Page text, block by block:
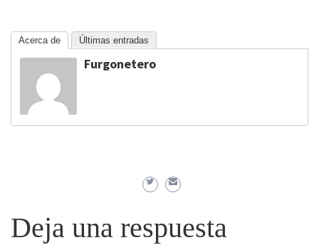
Acerca de Últimas entradas
Furgonetero
Deja una respuesta